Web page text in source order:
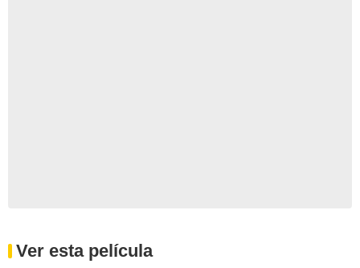
Ver esta película